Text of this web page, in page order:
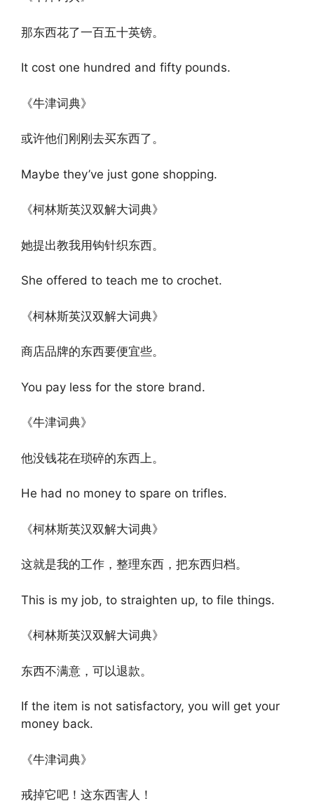
那东西花了一百五十英镑。
It cost one hundred and fifty pounds.
《牛津词典》
或许他们刚刚去买东西了。
Maybe they’ve just gone shopping.
《柯林斯英汉双解大词典》
她提出教我用钩针织东西。
She offered to teach me to crochet.
《柯林斯英汉双解大词典》
商店品牌的东西要便宜些。
You pay less for the store brand.
《牛津词典》
他没钱花在琐碎的东西上。
He had no money to spare on trifles.
《柯林斯英汉双解大词典》
这就是我的工作，整理东西，把东西归档。
This is my job, to straighten up, to file things.
《柯林斯英汉双解大词典》
东西不满意，可以退款。
If the item is not satisfactory, you will get your
money back.
《牛津词典》
戒掉它吧！这东西害人！